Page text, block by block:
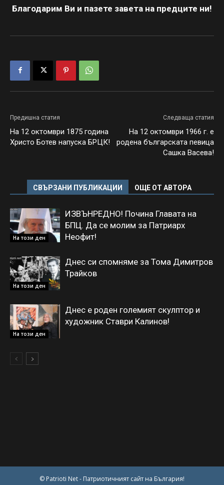
Благодарим Ви и пазете завета на предците ни!
Предишна статия
На 12 октомври 1875 година
Христо Ботев напуска БРЦК!
Следваща статия
На 12 октомври 1966 г. е
родена българската певица
Сашка Васева!
СВЪРЗАНИ ПУБЛИКАЦИИ ОЩЕ ОТ АВТОРА
На този ден
ИЗВЪНРЕДНО! Почина Главата на
БПЦ. Да се молим за Патриарх
Неофит!
На този ден
Днес си спомняме за Тома Димитров
Трайков
На този ден
Днес е роден големият скулптор и
художник Ставри Калинов!
© Patrioti Net - Патриотичният сайт на България!